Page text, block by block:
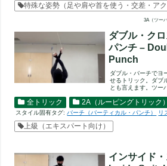
3A（ツー
特殊な姿勢（足や肩や首を使う・交差・ア
ダブル・ク
パンチ –
Punch
ダブル・バーチでヨ
せるトリック。ダブ
とも言えます。ツー
全トリック 2A（ルーピングトリック）
スタイル固有タグ:バーチ（バーティカル・パンチ） リ
上級（エキスパート向け）
インサイド